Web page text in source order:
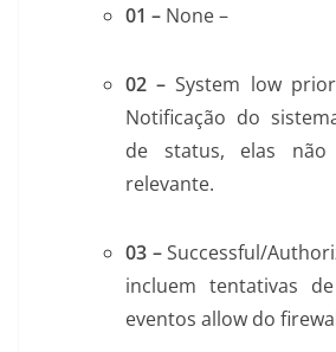
01 – None –
02 – System low
Notificação do
de status, elas não
relevante.
03 –Successful/
incluem tentativas
eventos allow do